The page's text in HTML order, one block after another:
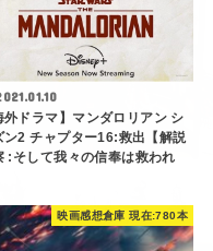
外ドラマ】マンダロリアン シ
ン2 チャプター16:救出【解説
:そして我々の信奉は救われ
映画感想倉庫 現在:780本